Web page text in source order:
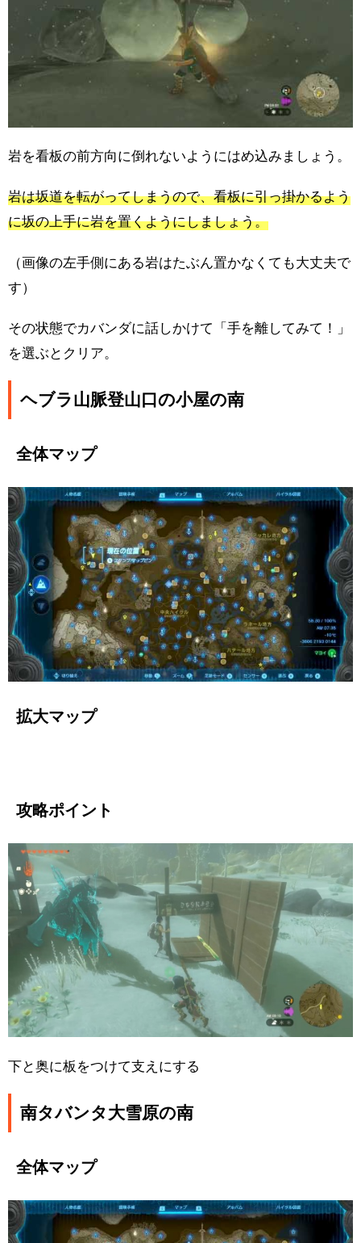
岩を看板の前方向に倒れないようにはめ込みましょう。
岩は坂道を転がってしまうので、看板に引っ掛かるよう
に坂の上手に岩を置くようにしましょう。
（画像の左手側にある岩はたぶん置かなくても大丈夫で
す）
その状態でカバンダに話しかけて「手を離してみて！」
を選ぶとクリア。
ヘブラ山脈登山口の小屋の南
全体マップ
拡大マップ
攻略ポイント
下と奥に板をつけて支えにする
南タバンタ大雪原の南
全体マップ